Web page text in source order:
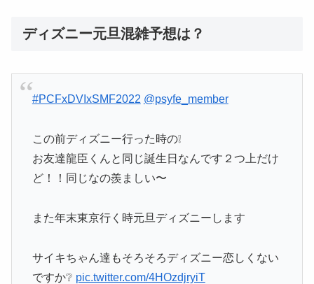
ディズニー元旦混雑予想は？
#PCFxDVIxSMF2022 @psyfe_member
この前ディズニー行った時の❕
お友達龍臣くんと同じ誕生日なんです２つ上だけ
ど！！同じなの羨ましい〜
また年末東京行く時元旦ディズニーします
サイキちゃん達もそろそろディズニー恋しくない
ですか❔ pic.twitter.com/4HOzdjryiT